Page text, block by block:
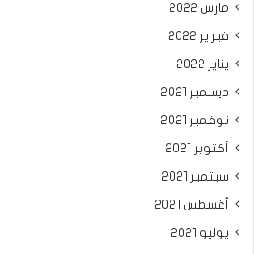
مارس 2022
فبراير 2022
يناير 2022
ديسمبر 2021
نوفمبر 2021
أكتوبر 2021
سبتمبر 2021
أغسطس 2021
يوليو 2021